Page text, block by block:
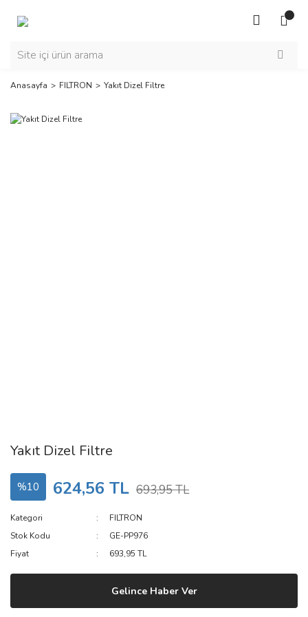
Anasayfa FILTRON Yakıt Dizel Filtre
Yakıt Dizel Filtre
%10 624,56 TL 693,95 TL
Kategori
FILTRON
Stok Kodu
GE-PP976
Fiyat
693,95 TL
Gelince Haber Ver